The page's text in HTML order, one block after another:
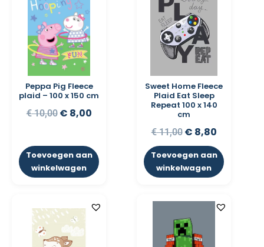
Peppa Pig Fleece
plaid – 100 x 150 cm
€10,00 € 8,00
Toevoegen aan
winkelwagen
Sweet Home Fleece
Plaid Eat Sleep
Repeat 100 x 140
cm
€11,00 € 8,80
Toevoegen aan
winkelwagen